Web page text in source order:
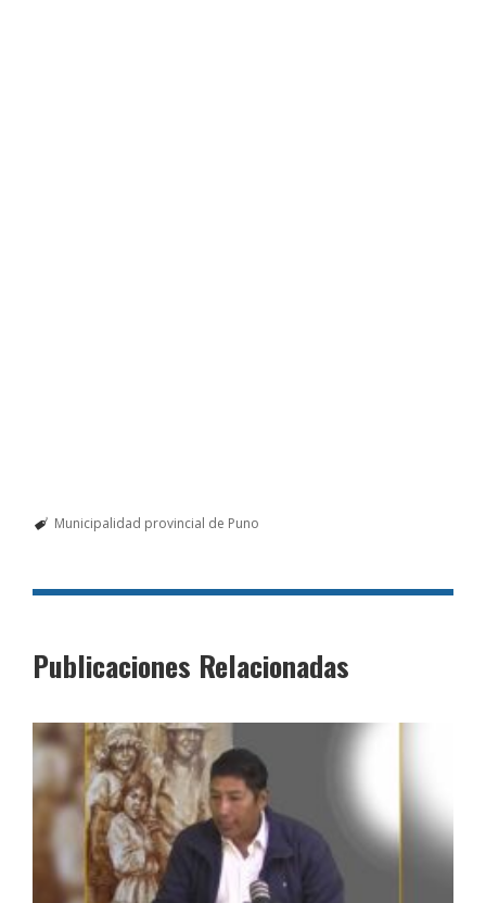
Municipalidad provincial de Puno
Publicaciones Relacionadas